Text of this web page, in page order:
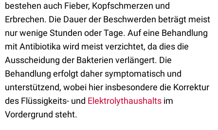
bestehen auch Fieber, Kopfschmerzen und
Erbrechen. Die Dauer der Beschwerden beträgt meist
nur wenige Stunden oder Tage. Auf eine Behandlung
mit Antibiotika wird meist verzichtet, da dies die
Ausscheidung der Bakterien verlängert. Die
Behandlung erfolgt daher symptomatisch und
unterstützend, wobei hier insbesondere die Korrektur
des Flüssigkeits- und Elektrolythaushalts im
Vordergrund steht.